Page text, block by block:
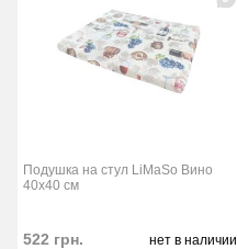
Подушка на стул LiMaSo Вино
40х40 см
522 грн. нет в наличии